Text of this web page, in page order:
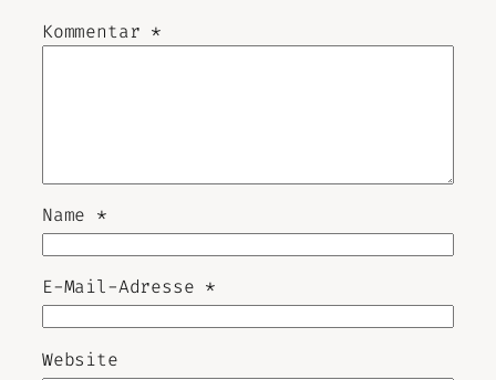
Kommentar *
Name *
E-Mail-Adresse *
Website